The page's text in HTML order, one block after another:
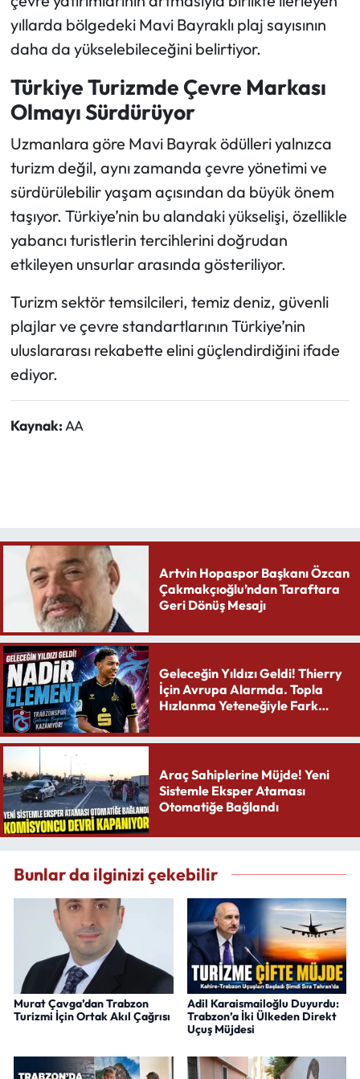
yıllarda bölgedeki Mavi Bayraklı plaj sayısının
daha da yükselebileceğini belirtiyor.
Türkiye Turizmde Çevre Markası
Olmayı Sürdürüyor
Uzmanlara göre Mavi Bayrak ödülleri yalnızca
turizm değil, aynı zamanda çevre yönetimi ve
sürdürülebilir yaşam açısından da büyük önem
taşıyor. Türkiye’nin bu alandaki yükselişi, özellikle
yabancı turistlerin tercihlerini doğrudan
etkileyen unsurlar arasında gösteriliyor.
Turizm sektör temsilcileri, temiz deniz, güvenli
plajlar ve çevre standartlarının Türkiye’nin
uluslararası rekabette elini güçlendirdiğini ifade
ediyor.
Kaynak:AA
Artvin Hopaspor Başkanı Özcan
Çakmakçıoğlu’ndan Taraftara
Geri Dönüş Mesajı
Geleceğin Yıldızı Geldi! Thierry
İçin Avrupa Alarmda. Topla
Hızlanma Yeteneğiyle Fark
Araç Sahiplerine Müjde! Yeni
Sistemle Eksper Ataması
Otomatiğe Bağlandı
Bunlar da ilginizi çekebilir
Murat Çavga’dan Trabzon
Turizmi İçin Ortak Akıl Çağrısı
Adil Karaismailoğlu Duyurdu:
Trabzon’a İki Ülkeden Direkt
Uçuş Müjdesi